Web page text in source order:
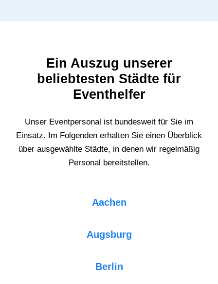
Ein Auszug unserer
beliebtesten Städte für
Eventhelfer
Unser Eventpersonal ist bundesweit für Sie im
Einsatz. Im Folgenden erhalten Sie einen Überblick
über ausgewählte Städte, in denen wir regelmäßig
Personal bereitstellen.
Aachen
Augsburg
Berlin